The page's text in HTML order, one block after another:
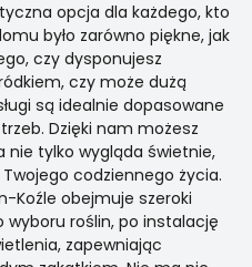
opcja dla każdego, kto
było zarówno piękne, jak
czy dysponujesz
czy może dużą
są idealnie dopasowane
Dzięki nam możesz
nie tylko wygląda świetnie,
codziennego życia.
Koźle obejmuje szeroki
wyboru roślin, po instalację
zapewniając